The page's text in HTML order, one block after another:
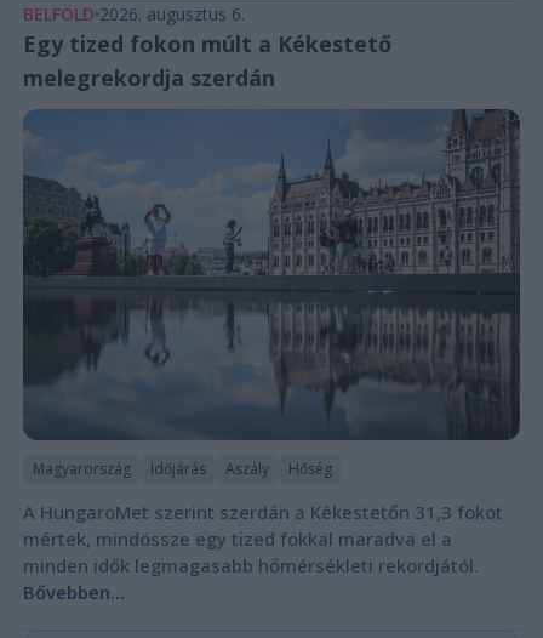
BELFÖLD 2026. augusztus 6.
Egy tized fokon múlt a Kékestető
melegrekordja szerdán
Magyarország Időjárás Aszály Hőség
A HungaroMet szerint szerdán a Kékestetőn 31,3 fokot
mértek, mindössze egy tized fokkal maradva el a
minden idők legmagasabb hőmérsékleti rekordjától.
Bővebben...